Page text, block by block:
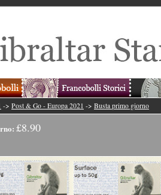
-> Post & Go - Europa 2021 -> Busta primo giorno
£8.90